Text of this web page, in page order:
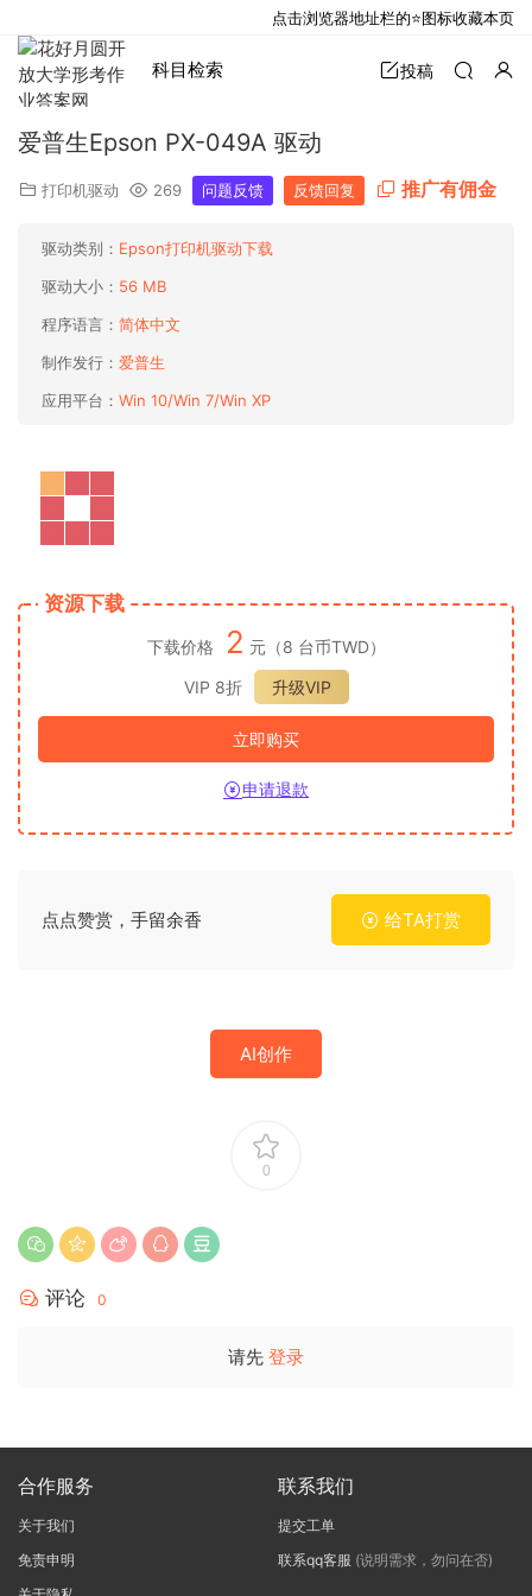
科目检索 投稿
爱普生Epson PX-049A 驱动
打印机驱动 269 问题反馈 反馈回复 推广有佣金
驱动类别： Epson打印机驱动下载
驱动大小： 56 MB
程序语言： 简体中文
制作发行： 爱普生
应用平台： Win 10/Win 7/Win XP
资源下载
下载价格 2 元（8 台币TWD）
VIP 8折
升级VIP
立即购买
申请退款
点点赞赏，手留余香 给TA打赏
AI创作
0
评论 0
请先 登录
合作服务
关于我们
免责申明
联系我们
提交工单
联系qq客服 (说明需求，勿问在否)
点击浏览器地址栏的⭐图标收藏本页